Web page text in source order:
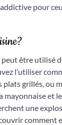
pour
être utilisé
l’utiliser
grillés, ou
et
une
comment